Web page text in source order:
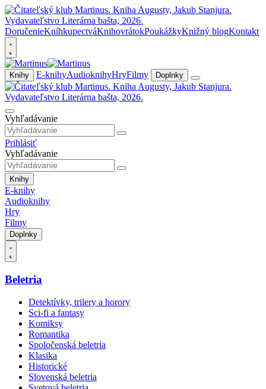
DoručenieKníhkupectváKnihovrátokPoukážkyKnižný blogKontakt
Knihy E-knihyAudioknihyHryFilmy Doplnky
Vyhľadávanie
Prihlásiť
Vyhľadávanie
Knihy
E-knihy
Audioknihy
Hry
Filmy
Doplnky
Beletria
Detektívky, trilery a horory
Sci-fi a fantasy
Komiksy
Romantika
Spoločenská beletria
Klasika
Historické
Slovenská beletria